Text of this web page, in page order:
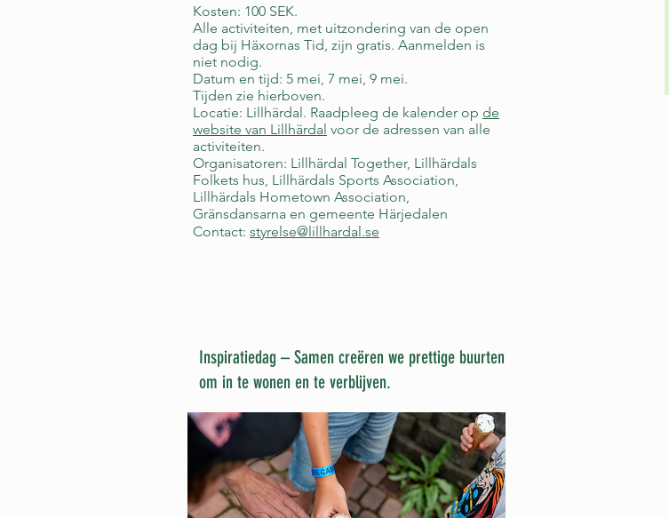
Kosten: 100 SEK.
Alle activiteiten, met uitzondering van de open
dag bij Häxornas Tid, zijn gratis. Aanmelden is
niet nodig.
Datum en tijd: 5 mei, 7 mei, 9 mei.
Tijden zie hierboven.
Locatie: Lillhärdal. Raadpleeg de kalender op de
website van Lillhärdal voor de adressen van alle
activiteiten.
Organisatoren: Lillhärdal Together, Lillhärdals
Folkets hus, Lillhärdals Sports Association,
Lillhärdals Hometown Association,
Gränsdansarna en gemeente Härjedalen
Contact: styrelse@lillhardal.se
Inspiratiedag – Samen creëren we prettige buurten
om in te wonen en te verblijven.